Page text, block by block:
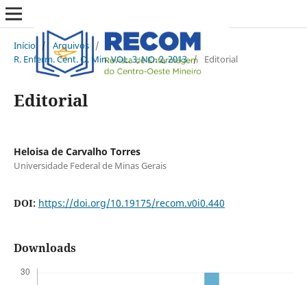
Início / Arquivos /
R. Enferm. Cent. O. Min. VOL. 3, NO. 2, 2013 / Editorial
Editorial
Heloisa de Carvalho Torres
Universidade Federal de Minas Gerais
DOI: https://doi.org/10.19175/recom.v0i0.440
Downloads